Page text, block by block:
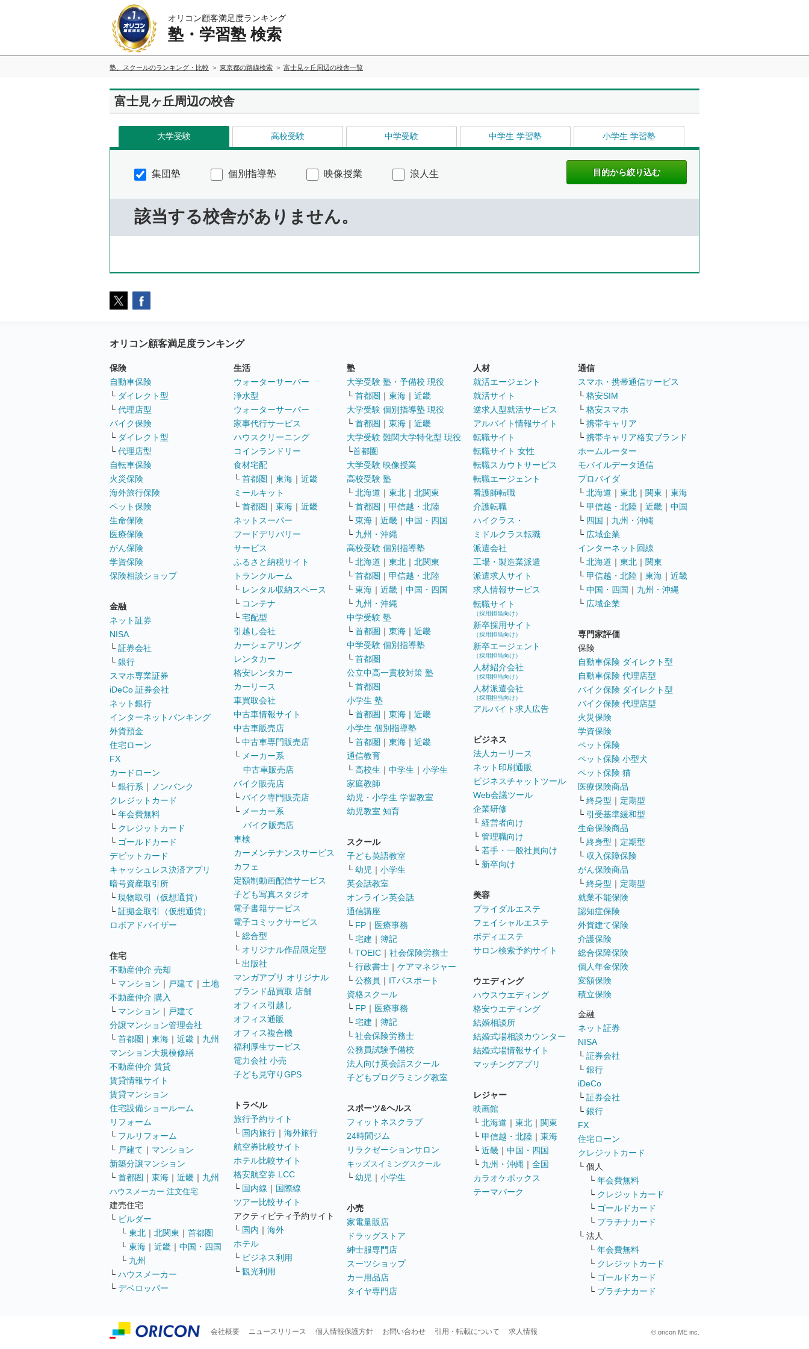
オリコン顧客満足度ランキング
塾・学習塾 検索
塾、スクールのランキング・比較 東京都の路線検索 富士見ヶ丘周辺の校舎一覧
富士見ヶ丘周辺の校舎
大学受験 高校受験 中学受験 中学生 学習塾 小学生 学習塾
集団塾 個別指導塾 映像授業 浪人生
該当する校舎がありません。
オリコン顧客満足度ランキング
保険
自動車保険
└ ダイレクト型
└ 代理店型
バイク保険
└ ダイレクト型
└ 代理店型
自転車保険
火災保険
海外旅行保険
ペット保険
生命保険
医療保険
がん保険
学資保険
保険相談ショップ
金融
ネット証券
NISA
└ 証券会社
└ 銀行
スマホ専業証券
iDeCo 証券会社
ネット銀行
インターネットバンキング
外貨預金
住宅ローン
FX
カードローン
└ 銀行系 ｜
ノンバンク
クレジットカード
└ 年会費無料
└ クレジットカード
└ ゴールドカード
デビットカード
キャッシュレス決済アプリ
暗号資産取引所
└ 現物取引（仮想通貨）
└ 証拠金取引（仮想通貨）
ロボアドバイザー
住宅
不動産仲介 売却
└ マンション ｜ 戸建て ｜ 土地
不動産仲介 購入
└ マンション ｜ 戸建て
分譲マンション管理会社
└ 首都圏 ｜ 東海 ｜ 近畿 ｜ 九州
マンション大規模修繕
不動産仲介 賃貸
賃貸情報サイト
賃貸マンション
住宅設備ショールーム
リフォーム
└ フルリフォーム
└ 戸建て ｜ マンション
新築分譲マンション
└ 首都圏 ｜ 東海 ｜ 近畿 ｜ 九州
ハウスメーカー 注文住宅
建売住宅
└ ビルダー
└ 東北 ｜ 北関東 ｜ 首都圏
└ 東海 ｜ 近畿 ｜ 中国・四国
└ 九州
└ ハウスメーカー
└ デベロッパー
生活
ウォーターサーバー
浄水型
ウォーターサーバー
家事代行サービス
ハウスクリーニング
コインランドリー
食材宅配
└ 首都圏 ｜ 東海 ｜ 近畿
ミールキット
└ 首都圏 ｜ 東海 ｜ 近畿
ネットスーパー
フードデリバリー
サービス
ふるさと納税サイト
トランクルーム
└ レンタル収納スペース
└ コンテナ
└ 宅配型
引越し会社
カーシェアリング
レンタカー
格安レンタカー
カーリース
車買取会社
中古車情報サイト
中古車販売店
└ 中古車専門販売店
└ メーカー系
中古車販売店
バイク販売店
└ バイク専門販売店
└ メーカー系
バイク販売店
車検
カーメンテナンスサービス
カフェ
定額制動画配信サービス
子ども写真スタジオ
電子書籍サービス
電子コミックサービス
└ 総合型
└ オリジナル作品限定型
└ 出版社
マンガアプリ オリジナル
ブランド品買取 店舗
オフィス引越し
オフィス通販
オフィス複合機
福利厚生サービス
電力会社 小売
子ども見守りGPS
トラベル
旅行予約サイト
└ 国内旅行 ｜ 海外旅行
航空券比較サイト
ホテル比較サイト
格安航空券 LCC
└ 国内線 ｜ 国際線
ツアー比較サイト
アクティビティ予約サイト
└ 国内 ｜ 海外
ホテル
└ ビジネス利用
└ 観光利用
塾
大学受験 塾・予備校 現役
└ 首都圏 ｜ 東海 ｜ 近畿
大学受験 個別指導塾 現役
└ 首都圏 ｜ 東海 ｜ 近畿
大学受験 難関大学特化型 現役
└首都圏
大学受験 映像授業
高校受験 塾
└ 北海道 ｜ 東北 ｜ 北関東
└ 首都圏 ｜ 甲信越・北陸
└ 東海 ｜ 近畿 ｜ 中国・四国
└ 九州・沖縄
高校受験 個別指導塾
└ 北海道 ｜ 東北 ｜ 北関東
└ 首都圏 ｜ 甲信越・北陸
└ 東海 ｜ 近畿 ｜ 中国・四国
└ 九州・沖縄
中学受験 塾
└ 首都圏 ｜ 東海 ｜ 近畿
中学受験 個別指導塾
└ 首都圏
公立中高一貫校対策 塾
└ 首都圏
小学生 塾
└ 首都圏 ｜ 東海 ｜ 近畿
小学生 個別指導塾
└ 首都圏 ｜ 東海 ｜ 近畿
通信教育
└ 高校生 ｜ 中学生 ｜ 小学生
家庭教師
幼児・小学生 学習教室
幼児教室 知育
スクール
子ども英語教室
└ 幼児 ｜ 小学生
英会話教室
オンライン英会話
通信講座
└ FP ｜ 医療事務
└ 宅建 ｜ 簿記
└ TOEIC ｜ 社会保険労務士
└ 行政書士 ｜ ケアマネジャー
└ 公務員 ｜ ITパスポート
資格スクール
└ FP ｜ 医療事務
└ 宅建 ｜ 簿記
└ 社会保険労務士
公務員試験予備校
法人向け英会話スクール
子どもプログラミング教室
スポーツ&ヘルス
フィットネスクラブ
24時間ジム
リラクゼーションサロン
キッズスイミングスクール
└ 幼児 ｜ 小学生
小売
家電量販店
ドラッグストア
紳士服専門店
スーツショップ
カー用品店
タイヤ専門店
人材
就活エージェント
就活サイト
逆求人型就活サービス
アルバイト情報サイト
転職サイト
転職サイト 女性
転職スカウトサービス
転職エージェント
看護師転職
介護転職
ハイクラス・
ミドルクラス転職
派遣会社
工場・製造業派遣
派遣求人サイト
求人情報サービス
転職サイト
（採用担当向け）
新卒採用サイト
（採用担当向け）
新卒エージェント
（採用担当向け）
人材紹介会社
（採用担当向け）
人材派遣会社
（採用担当向け）
アルバイト求人広告
ビジネス
法人カーリース
ネット印刷通販
ビジネスチャットツール
Web会議ツール
企業研修
└ 経営者向け
└ 管理職向け
└ 若手・一般社員向け
└ 新卒向け
美容
ブライダルエステ
フェイシャルエステ
ボディエステ
サロン検索予約サイト
ウエディング
ハウスウエディング
格安ウエディング
結婚相談所
結婚式場相談カウンター
結婚式場情報サイト
マッチングアプリ
レジャー
映画館
└ 北海道 ｜ 東北 ｜ 関東
└ 甲信越・北陸 ｜ 東海
└ 近畿 ｜ 中国・四国
└ 九州・沖縄 ｜ 全国
カラオケボックス
テーマパーク
通信
スマホ・携帯通信サービス
└ 格安SIM
└ 格安スマホ
└ 携帯キャリア
└ 携帯キャリア格安ブランド
ホームルーター
モバイルデータ通信
プロバイダ
└ 北海道 ｜ 東北 ｜ 関東 ｜ 東海
└ 甲信越・北陸 ｜ 近畿 ｜ 中国
└ 四国 ｜ 九州・沖縄
└ 広域企業
インターネット回線
└ 北海道 ｜ 東北 ｜ 関東
└ 甲信越・北陸 ｜ 東海 ｜ 近畿
└ 中国・四国 ｜ 九州・沖縄
└ 広域企業
専門家評価
保険
自動車保険 ダイレクト型
自動車保険 代理店型
バイク保険 ダイレクト型
バイク保険 代理店型
火災保険
学資保険
ペット保険
ペット保険 小型犬
ペット保険 猫
医療保険商品
└ 終身型 ｜ 定期型
└ 引受基準緩和型
生命保険商品
└ 終身型 ｜ 定期型
└ 収入保障保険
がん保険商品
└ 終身型 ｜ 定期型
就業不能保険
認知症保険
外貨建て保険
介護保険
総合保障保険
個人年金保険
変額保険
積立保険
金融
ネット証券
NISA
└ 証券会社
└ 銀行
iDeCo
└ 証券会社
└ 銀行
FX
住宅ローン
クレジットカード
└ 個人
└ 年会費無料
└ クレジットカード
└ ゴールドカード
└ プラチナカード
└ 法人
└ 年会費無料
└ クレジットカード
└ ゴールドカード
└ プラチナカード
会社概要 ニュースリリース 個人情報保護方針 お問い合わせ 引用・転載について 求人情報 © oricon ME inc.